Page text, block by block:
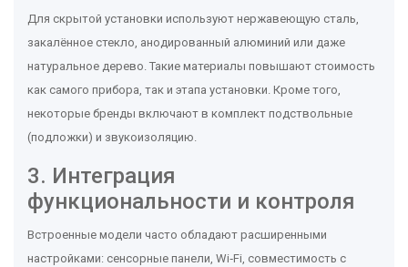
Для скрытой установки используют нержавеющую сталь,
закалённое стекло, анодированный алюминий или даже
натуральное дерево. Такие материалы повышают стоимость
как самого прибора, так и этапа установки. Кроме того,
некоторые бренды включают в комплект подствольные
(подложки) и звукоизоляцию.
3. Интеграция
функциональности и контроля
Встроенные модели часто обладают расширенными
настройками: сенсорные панели, Wi‑Fi, совместимость с